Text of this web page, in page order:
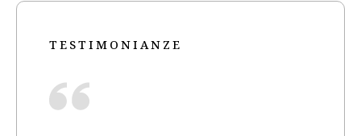
TESTIMONIANZE